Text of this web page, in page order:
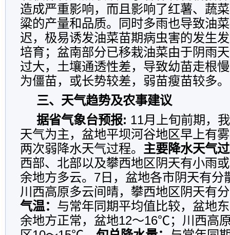
造成严重影响，而且影响了红薯、蔬
粱的产量和品质。同时多雨也导致油
迟，极易诱发油菜苗期病虫害的发生
培育；盆南部分已移栽油菜由于阴雨
过大，土壤通透性差，导致幼苗走根
为僵苗，或长势较差，弱苗瘦苗较多。
三、天气趋势及农事建议
据省气象台预报: 11月上旬前期，
天气为主，盆地平坝河谷地区早上有
两次弱降水天气过程。 主要降水天气
西部、北部以及攀西地区阴天有小雨
余地方多云。7日，盆地各市阴天有分
川西高原多云间晴，攀西地区阴天有
气温： 与常年同期平均值比较，盆地
余地方正常，盆地12～16℃；川西高